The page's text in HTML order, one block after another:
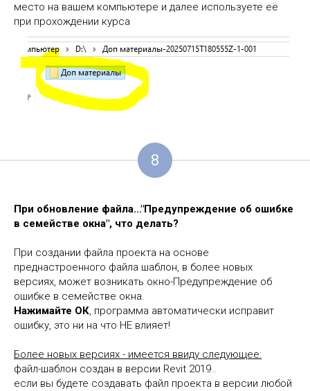
место на вашем компьютере и далее используете её
при прохождении курса
8
При обновление файла..."Предупреждение об ошибке
в семействе окна", что делать?
При создании файла проекта на основе
преднастроенного файла шаблон, в более новых
версиях, может возникать окно-Предупреждение об
ошибке в семействе окна.
Нажимайте ОК, программа автоматически исправит
ошибку, это ни на что НЕ влияет!
Более новых версиях - имеется ввиду следующее:
файл-шаблон создан в версии Revit 2019..
если вы будете создавать файл проекта в версии любой